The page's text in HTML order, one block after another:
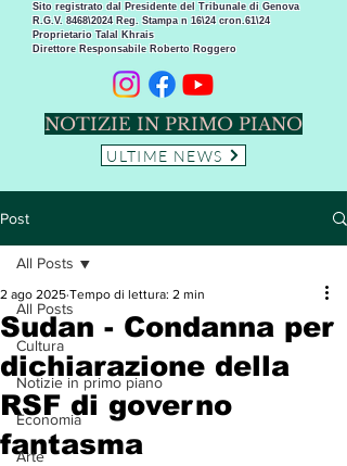
Sito registrato dal Presidente del Tribunale di Genova
R.G.V. 8468\2024 Reg. Stampa n 16\24 cron.61\24 ​
Proprietario Talal Khrais
Direttore Responsabile Roberto Roggero
NOTIZIE IN PRIMO PIANO
ULTIME NEWS
Post
All Posts
Cultura
Notizie in primo piano
Economia
Arte
All Posts
Sudan - Condanna per
dichiarazione della
RSF di governo
fantasma
2 ago 2025 Tempo di lettura: 2 min